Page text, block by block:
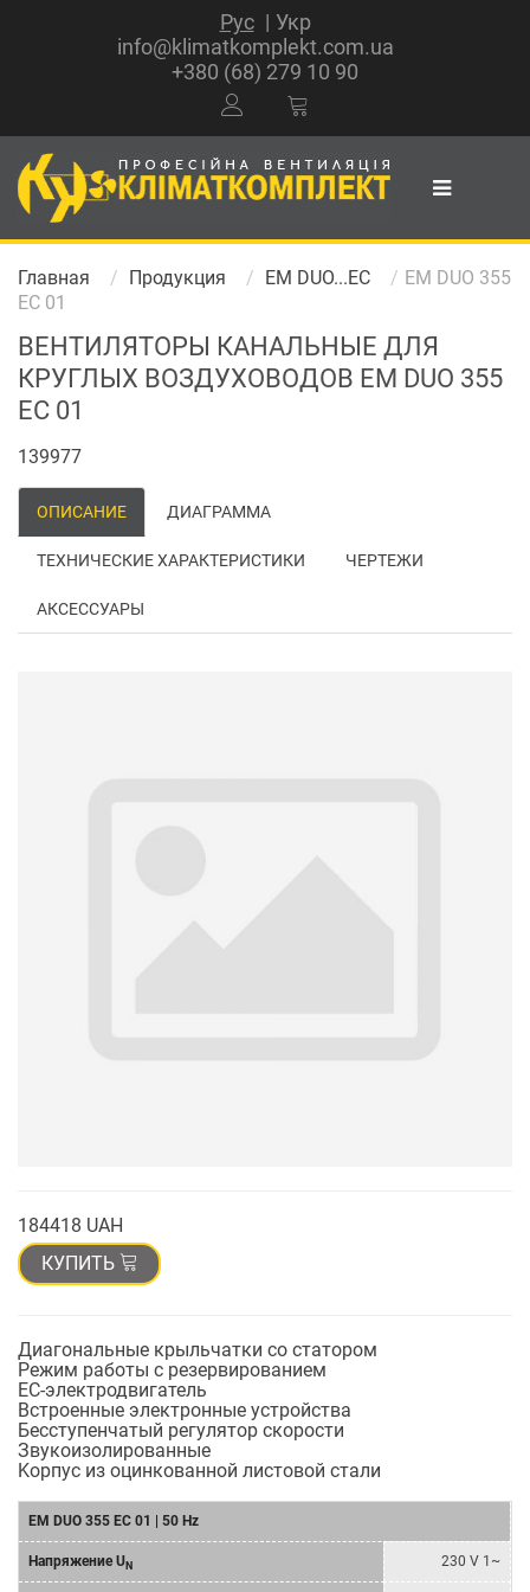
Рус
Укр
info@klimatkomplekt.com.ua
+380 (68) 279 10 90
Главная Продукция EM DUO...EC
EM DUO 355
EC 01
ВЕНТИЛЯТОРЫ КАНАЛЬНЫЕ ДЛЯ
КРУГЛЫХ ВОЗДУХОВОДОВ EM DUO 355
EC 01
139977
ОПИСАНИЕ ДИАГРАММА
ТЕХНИЧЕСКИЕ ХАРАКТЕРИСТИКИ ЧЕРТЕЖИ
АКСЕССУАРЫ
184418 UAH
КУПИТЬ
Диагональные крыльчатки со статором
Режим работы с резервированием
EC-электродвигатель
Встроенные электронные устройства
Бесступенчатый регулятор скорости
Звукоизолированныe
Kорпус из оцинкованной листовой стали
EM DUO 355 EC 01 | 50 Hz
Напряжение U N 230 V 1~